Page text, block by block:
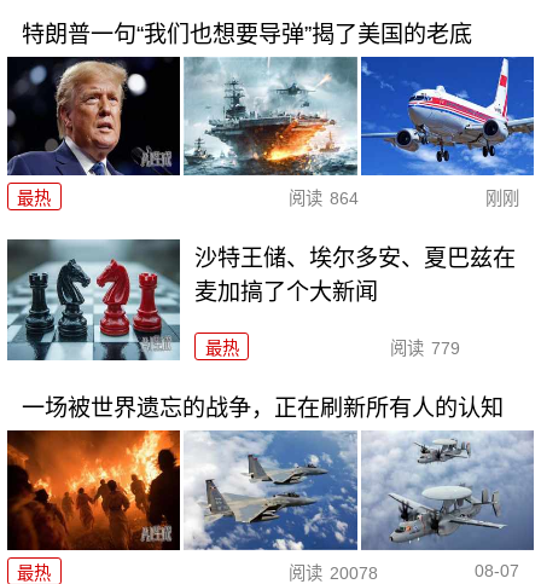
特朗普一句“我们也想要导弹”揭了美国的老底
最热 阅读 864 刚刚
沙特王储、埃尔多安、夏巴兹在
麦加搞了个大新闻
最热 阅读 779
一场被世界遗忘的战争，正在刷新所有人的认知
最热 阅读 20078 08-07